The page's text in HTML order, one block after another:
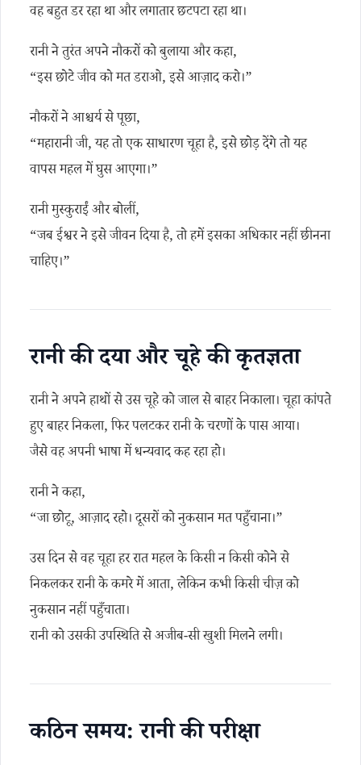
वह बहुत डर रहा था और लगातार छटपटा रहा था।
रानी ने तुरंत अपने नौकरों को बुलाया और कहा,
“इस छोटे जीव को मत डराओ, इसे आज़ाद करो।”
नौकरों ने आश्चर्य से पूछा,
“महारानी जी, यह तो एक साधारण चूहा है, इसे छोड़ देंगे तो यह
वापस महल में घुस आएगा।”
रानी मुस्कुराईं और बोलीं,
“जब ईश्वर ने इसे जीवन दिया है, तो हमें इसका अधिकार नहीं छीनना
चाहिए।”
रानी की दया और चूहे की कृतज्ञता
रानी ने अपने हाथों से उस चूहे को जाल से बाहर निकाला। चूहा कांपते
हुए बाहर निकला, फिर पलटकर रानी के चरणों के पास आया।
जैसे वह अपनी भाषा में धन्यवाद कह रहा हो।
रानी ने कहा,
“जा छोटू, आज़ाद रहो। दूसरों को नुकसान मत पहुँचाना।”
उस दिन से वह चूहा हर रात महल के किसी न किसी कोने से
निकलकर रानी के कमरे में आता, लेकिन कभी किसी चीज़ को
नुकसान नहीं पहुँचाता।
रानी को उसकी उपस्थिति से अजीब-सी खुशी मिलने लगी।
कठिन समय: रानी की परीक्षा